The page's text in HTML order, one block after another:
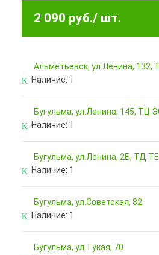
2 090 руб./ шт.
Альметьевск, ул.Ленина, 132,
Наличие: 1
Бугульма, ул.Ленина, 145, ТЦ
Наличие: 1
Бугульма, ул.Ленина, 2Б, ТД
Наличие: 1
Бугульма, ул.Советская, 82
Наличие: 1
Бугульма, ул.Тукая, 70